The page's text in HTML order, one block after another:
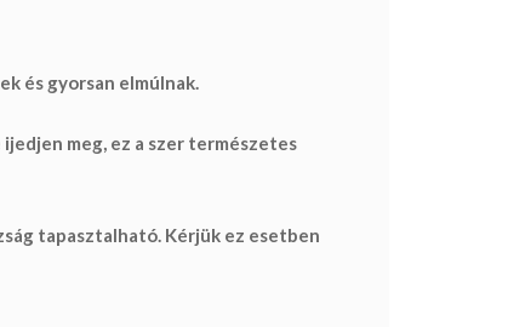
és gyorsan elmúlnak.
meg, ez a szer természetes
tapasztalható. Kérjük ez esetben